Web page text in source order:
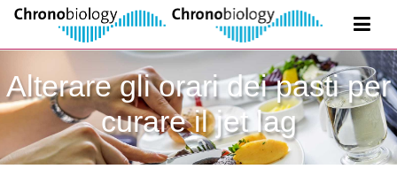
Alterare gli orari dei pasti per
curare il jet lag